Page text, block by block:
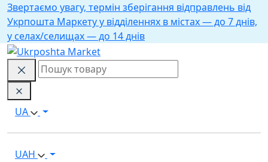
Звертаємо увагу, термін зберігання відправлень від
Укрпошта Маркету у відділеннях в містах — до 7 днів,
у селах/селищах — до 14 днів
UA
UAH